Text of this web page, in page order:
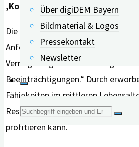
Über digiDEM Bayern
Bildmaterial & Logos
Pressekontakt
Newsletter
Suche
‚Kognitive Reserve‘ wird gestärkt
Die Autoren betonen: „Berufliche
Anforderungen spielen eine
Verringerung des Risikos kognitiver
Beeinträchtigungen.“ Durch
Fähigkeiten im mittleren
Reserve‘ gestärkt, wovon man im
profitieren kann.